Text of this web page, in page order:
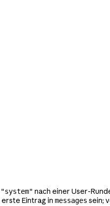
nach einer User-
Eintrag in messages sein;